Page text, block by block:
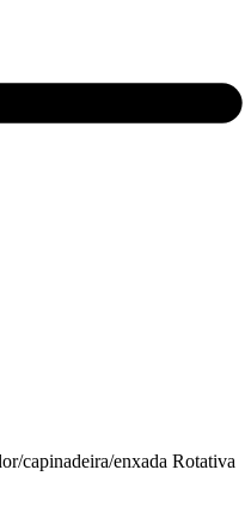
capinadeira/enxada Rotativa